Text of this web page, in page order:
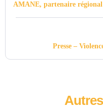
AMANE, partenaire
Presse –